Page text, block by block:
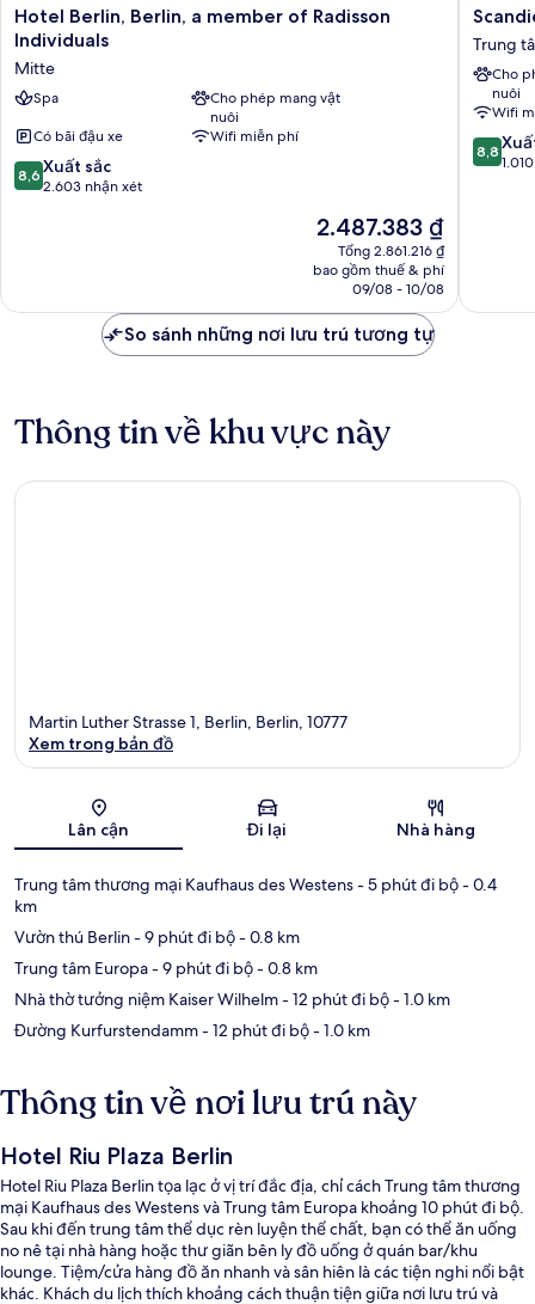
Hotel
Berlin,
a
member
Radisson
Individuals
Mitte
Hotel Berlin, Berlin, a member of Radisson
Individuals
Mitte
Spa
Cho phép mang vật
nuôi
Có bãi đậu xe
Wifi miễn phí
8.6
trên
xét
8,6 Xuất sắc
2.603 nhận xét
Giá
hiện
tại
2.487.383 ₫
2.487.383 ₫
Tổng 2.861.216 ₫
bao gồm thuế & phí
09/08 - 10/08
Scandic
Berlin
Trung
tâm
Tây
Berlin
Trung
Cho
nuôi
Wifi
8.8
trên
8,8
So sánh những nơi lưu trú tương tự
Thông tin về khu vực này
Bản đồ
Martin Luther Strasse 1, Berlin, Berlin, 10777
Xem trong bản đồ
Lân cận Đi lại Nhà hàng
Trung tâm thương mại Kaufhaus des Westens- 5 phút đi bộ- 0.4
km
Vườn thú Berlin- 9 phút đi bộ- 0.8 km
Trung tâm Europa- 9 phút đi bộ- 0.8 km
Nhà thờ tưởng niệm Kaiser Wilhelm- 12 phút đi bộ- 1.0 km
Đường Kurfurstendamm- 12 phút đi bộ- 1.0 km
Thông tin về nơi lưu trú này
Hotel Riu Plaza Berlin
Hotel Riu Plaza Berlin tọa lạc ở vị trí đắc địa, chỉ cách Trung tâm thương
mại Kaufhaus des Westens và Trung tâm Europa khoảng 10 phút đi bộ.
Sau khi đến trung tâm thể dục rèn luyện thể chất, bạn có thể ăn uống
no nê tại nhà hàng hoặc thư giãn bên ly đồ uống ở quán bar/khu
lounge. Tiệm/cửa hàng đồ ăn nhanh và sân hiên là các tiện nghi nổi bật
khác. Khách du lịch thích khoảng cách thuận tiện giữa nơi lưu trú và